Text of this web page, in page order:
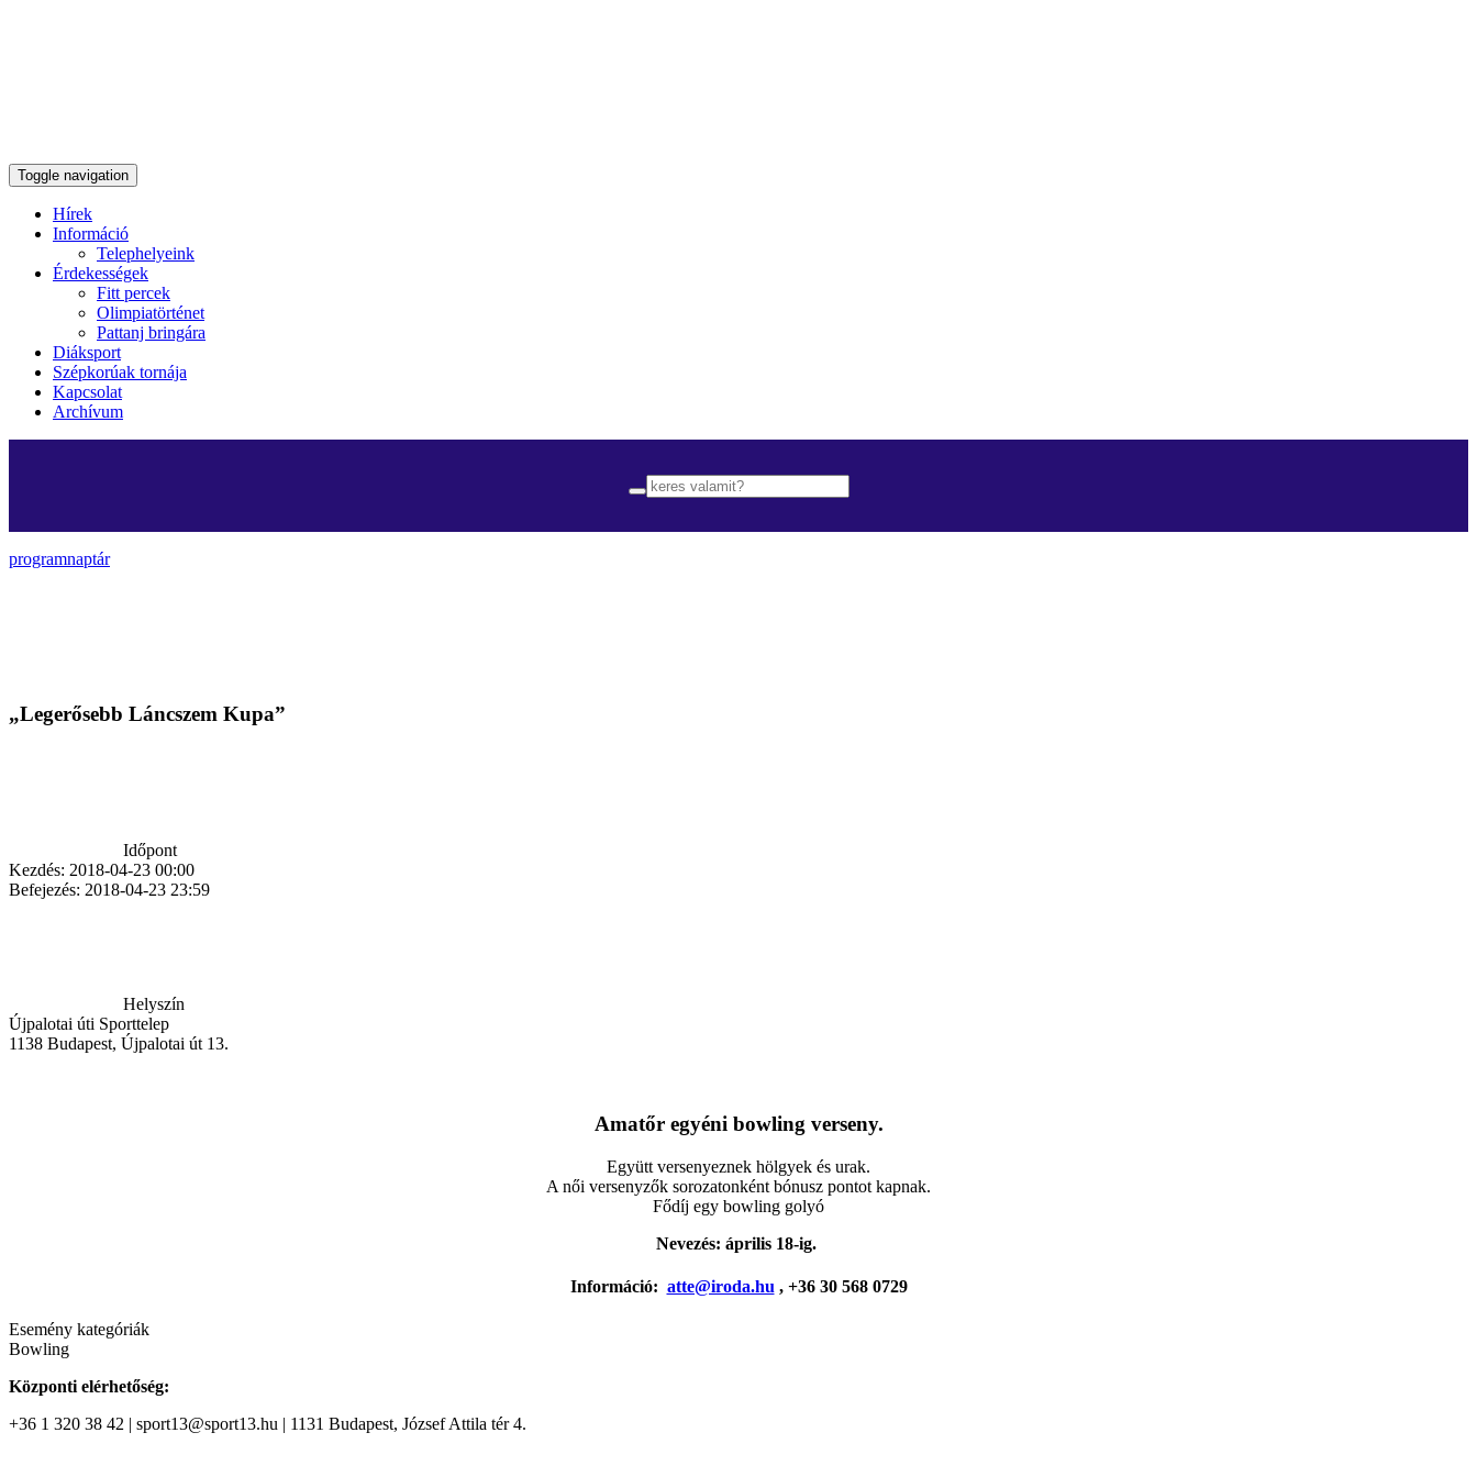
Toggle navigation
Hírek
Információ
Telephelyeink
Érdekességek
Fitt percek
Olimpiatörténet
Pattanj bringára
Diáksport
Szépkorúak tornája
Kapcsolat
Archívum
programnaptár
„Legerősebb Láncszem Kupa”
Időpont
Kezdés: 2018-04-23 00:00
Befejezés: 2018-04-23 23:59
Helyszín
Újpalotai úti Sporttelep
1138 Budapest, Újpalotai út 13.
Amatőr egyéni bowling verseny.
Együtt versenyeznek hölgyek és urak.
A női versenyzők sorozatonként bónusz pontot kapnak.
Fődíj egy bowling golyó
Nevezés: április 18-ig.
Információ: atte@iroda.hu , +36 30 568 0729
Esemény kategóriák
Bowling
Központi elérhetőség:
+36 1 320 38 42 | sport13@sport13.hu | 1131 Budapest, József Attila tér 4.